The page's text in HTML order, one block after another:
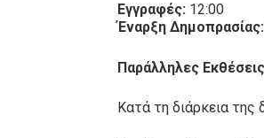
Εγγραφές: 12:00
Έναρξη Δημοπρασίας:
Παράλληλες Εκθέσεις
Κατά τη διάρκεια